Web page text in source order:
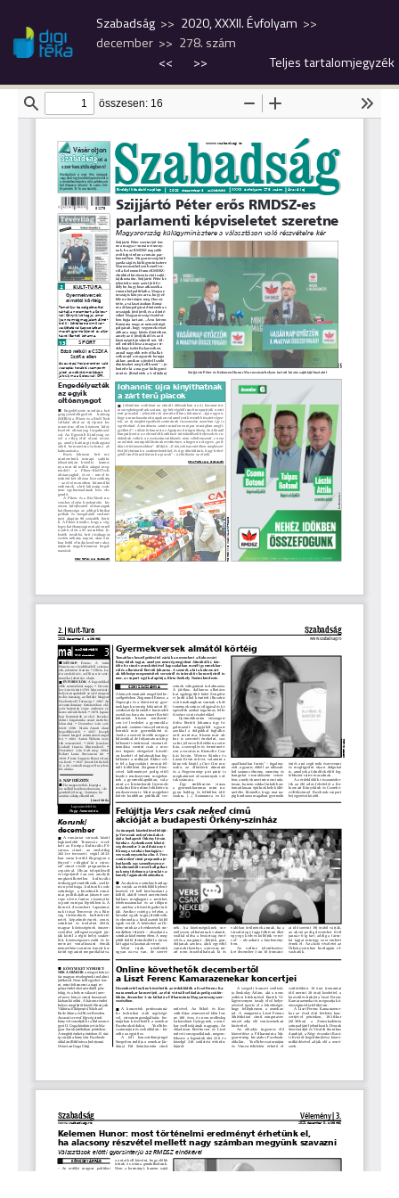
Szabadság
2020, XXXII. Évfolyam
december
278. szám
<<
>> Teljes tartalomjegyzék